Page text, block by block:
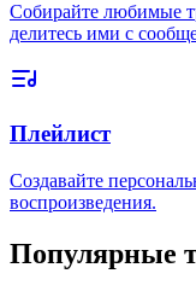
Собирайте любимые
делитесь ими с
Плейлист
Создавайте
воспроизведения.
Популярные